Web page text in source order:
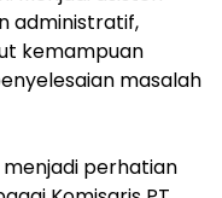
administratif,
kemampuan
masalah
menjadi perhatian